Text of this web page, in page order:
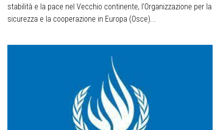
stabilità e la pace nel Vecchio continente, l’Organizzazione per la
sicurezza e la cooperazione in Europa (Osce)...